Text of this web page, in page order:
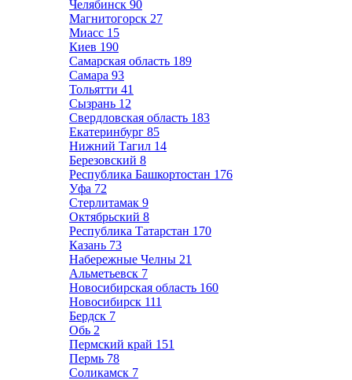
Челябинск 90
Магнитогорск 27
Миасс 15
Киев 190
Самарская область 189
Самара 93
Тольятти 41
Сызрань 12
Свердловская область 183
Екатеринбург 85
Нижний Тагил 14
Березовский 8
Республика Башкортостан 176
Уфа 72
Стерлитамак 9
Октябрьский 8
Республика Татарстан 170
Казань 73
Набережные Челны 21
Альметьевск 7
Новосибирская область 160
Новосибирск 111
Бердск 7
Обь 2
Пермский край 151
Пермь 78
Соликамск 7